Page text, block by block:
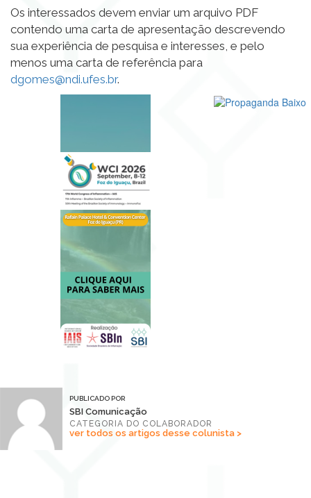
Os interessados devem enviar um arquivo PDF
contendo uma carta de apresentação descrevendo
sua experiência de pesquisa e interesses, e pelo
menos uma carta de referência para
dgomes@ndi.ufes.br.
PUBLICADO POR
SBI Comunicação
CATEGORIA DO COLABORADOR
ver todos os artigos desse colunista >